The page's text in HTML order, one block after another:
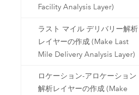
Facility Analysis Layer)
ラスト マイル デリバリー解析
レイヤーの作成 (Make Last
Mile Delivery Analysis Layer)
ロケーション-アロケーション
解析レイヤーの作成 (Make